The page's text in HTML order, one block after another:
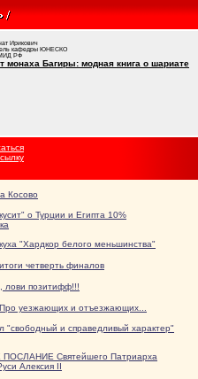
Ирикович
кафедры ЮНЕСКО
РФ
монаха Багиры: модная книга о шариате
Косово
о Турции и Египта 10%
"Хардкор белого меньшинства"
четверть финалов
лови позитифф!!!
уезжающих и отъезжающих...
и справедливый характер"
Святейшего Патриарха
Алексия II